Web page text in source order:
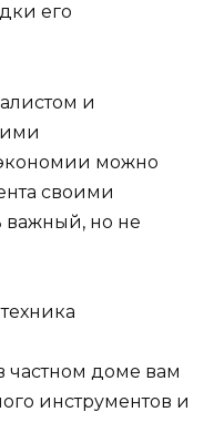
его
и
можно
своими
важный, но не
частном доме вам
инструментов и